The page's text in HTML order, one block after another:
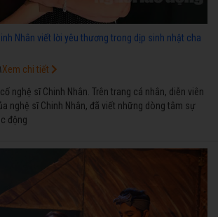
Nhân viết lời yêu thương trong dịp sinh nhật cha
nghệ sĩ Chinh Nhân. Trên trang cá nhân, diễn viên
nghệ sĩ Chinh Nhân, đã viết những dòng tâm sự
động
Xem chi tiết